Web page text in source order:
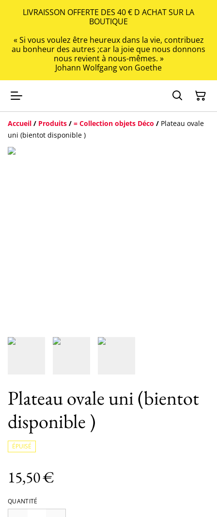
LIVRAISSON OFFERTE DES 40 € D ACHAT SUR LA
BOUTIQUE
« Si vous voulez être heureux dans la vie, contribuez
au bonheur des autres ;car la joie que nous donnons
nous revient à nous-mêmes. »
Johann Wolfgang von Goethe
Accueil / Produits / = Collection objets Déco / Plateau ovale
uni (bientot disponible )
Plateau ovale uni (bientot
disponible )
ÉPUISÉ
15,50 €
QUANTITÉ